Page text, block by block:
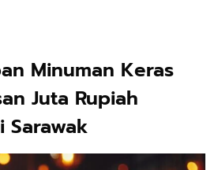
Minuman Keras
Juta Rupiah
Sarawak